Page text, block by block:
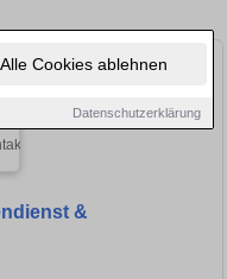
Alle Cookies ablehnen
Datenschutzerklärung
&